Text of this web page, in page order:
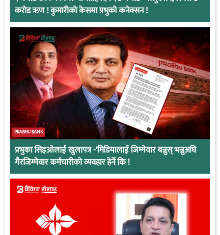
करोड ऋण ! कुमारीको केसमा प्रभुको कनेक्सन !
PRABHU BANK
प्रभुका सिइओलाई खुलापत्र -‘मिडियालाई जिम्मेवार बन्नुस् भन्नुअघि
गैरजिम्मेवार कर्मचारीको व्यवहार हेर्ने कि !